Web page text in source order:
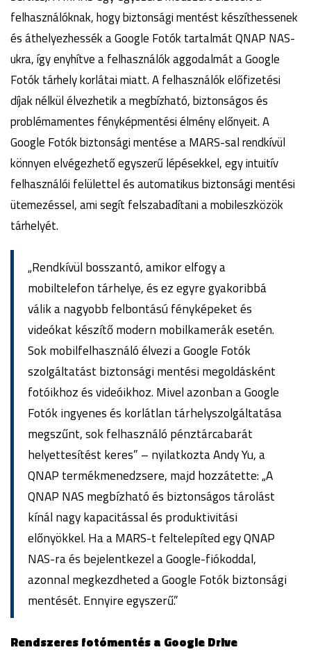
felhasználóknak, hogy biztonsági mentést készíthessenek
és áthelyezhessék a Google Fotók tartalmát QNAP NAS-
ukra, így enyhítve a felhasználók aggodalmát a Google
Fotók tárhely korlátai miatt. A felhasználók előfizetési
díjak nélkül élvezhetik a megbízható, biztonságos és
problémamentes fényképmentési élmény előnyeit. A
Google Fotók biztonsági mentése a MARS-sal rendkívül
könnyen elvégezhető egyszerű lépésekkel, egy intuitív
felhasználói felülettel és automatikus biztonsági mentési
ütemezéssel, ami segít felszabadítani a mobileszközök
tárhelyét.
„Rendkívül bosszantó, amikor elfogy a
mobiltelefon tárhelye, és ez egyre gyakoribbá
válik a nagyobb felbontású fényképeket és
videókat készítő modern mobilkamerák esetén.
Sok mobilfelhasználó élvezi a Google Fotók
szolgáltatást biztonsági mentési megoldásként
fotóikhoz és videóikhoz. Mivel azonban a Google
Fotók ingyenes és korlátlan tárhelyszolgáltatása
megszűnt, sok felhasználó pénztárcabarát
helyettesítést keres” – nyilatkozta Andy Yu, a
QNAP termékmenedzsere, majd hozzátette: „A
QNAP NAS megbízható és biztonságos tárolást
kínál nagy kapacitással és produktivitási
előnyökkel. Ha a MARS-t feltelepíted egy QNAP
NAS-ra és bejelentkezel a Google-fiókoddal,
azonnal megkezdheted a Google Fotók biztonsági
mentését. Ennyire egyszerű.”
Rendszeres fotómentés a Google Drive